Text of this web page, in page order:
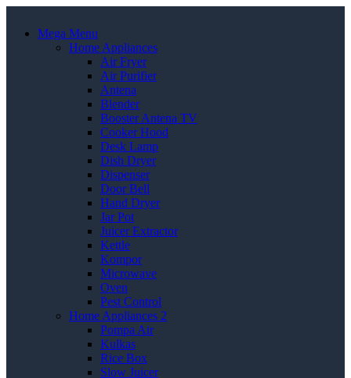
Mega Menu
Home Appliances
Air Fryer
Air Purifier
Antena
Blender
Booster Antena TV
Cooker Hood
Desk Lamp
Dish Dryer
Dispenser
Door Bell
Hand Dryer
Jar Pot
Juicer Extractor
Kettle
Kompor
Microwave
Oven
Pest Control
Home Appliances 2
Pompa Air
Kulkas
Rice Box
Slow Juicer